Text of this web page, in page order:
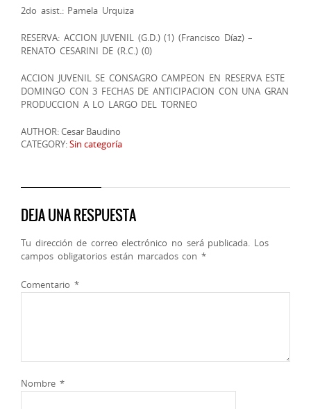
2do asist.: Pamela Urquiza
RESERVA: ACCION JUVENIL (G.D.) (1) (Francisco Díaz) –
RENATO CESARINI DE (R.C.) (0)
ACCION JUVENIL SE CONSAGRO CAMPEON EN RESERVA ESTE
DOMINGO CON 3 FECHAS DE ANTICIPACION CON UNA GRAN
PRODUCCION A LO LARGO DEL TORNEO
AUTHOR: Cesar Baudino
CATEGORY:Sin categoría
DEJA UNA RESPUESTA
Tu dirección de correo electrónico no será publicada. Los
campos obligatorios están marcados con *
Comentario *
Nombre *